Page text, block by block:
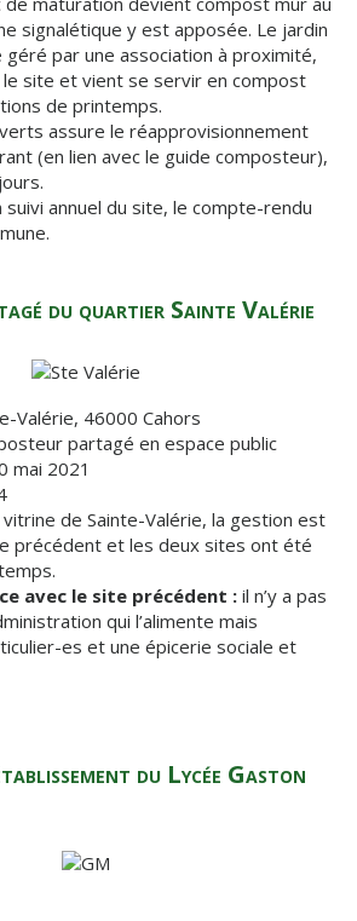
signalétique y est apposée. Le jardin
géré par une association à proximité,
site et vient se servir en compost
de printemps.
assure le réapprovisionnement
(en lien avec le guide composteur),
suivi annuel du site, le compte-rendu
du quartier Sainte Valérie
Valérie, 46000 Cahors
partagé en espace public
mai 2021
de Sainte-Valérie, la gestion est
précédent et les deux sites ont été
avec le site précédent : il n’y a pas
qui l’alimente mais
es et une épicerie sociale et
du Lycée Gaston